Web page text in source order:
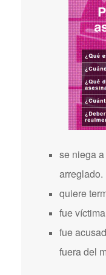
se niega
arreglado.
quiere
fue
fue
fuera del